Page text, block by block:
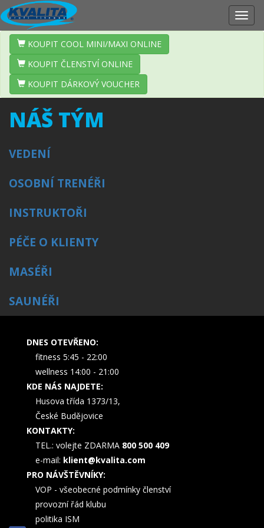
NÁŠ TÝM
VEDENÍ
OSOBNÍ TRENÉŘI
INSTRUKTOŘI
PÉČE O KLIENTY
MASÉŘI
SAUNÉŘI
KOUPIT COOL MINI/MAXI ONLINE
KOUPIT ČLENSTVÍ ONLINE
KOUPIT DÁRKOVÝ VOUCHER
DNES OTEVŘENO:
fitness 5:45 - 22:00
wellness 14:00 - 21:00
KDE NÁS NAJDETE:
Husova třída 1373/13,
České Budějovice
KONTAKTY:
TEL.: volejte ZDARMA 800 500 409
e-mail: klient@kvalita.com
PRO NÁVŠTĚVNÍKY:
VOP - všeobecné podmínky členství
provozní řád klubu
politika ISM